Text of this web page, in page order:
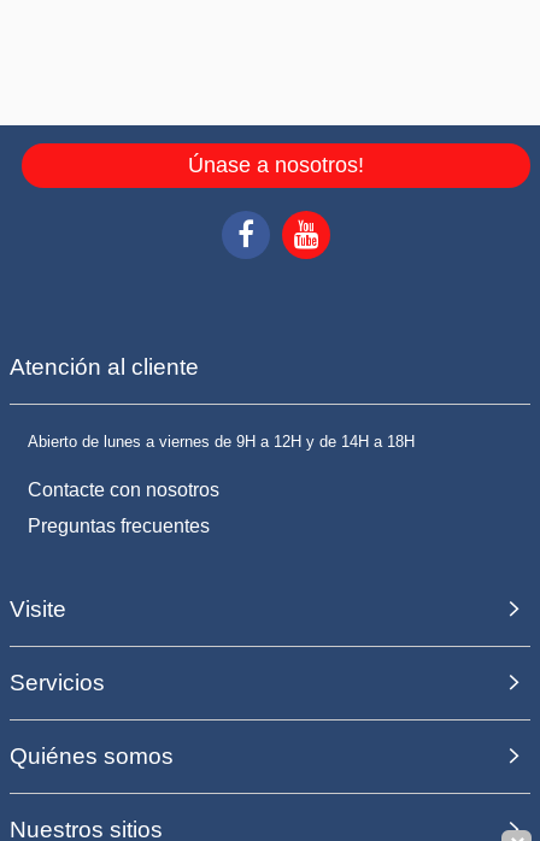
Únase a nosotros!
Atención al cliente
Abierto de lunes a viernes de 9H a 12H y de 14H a 18H
Contacte con nosotros
Preguntas frecuentes
Visite
Servicios
Quiénes somos
Nuestros sitios